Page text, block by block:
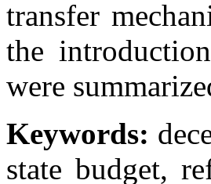
transfer
the
were
Keywords:
state budget,